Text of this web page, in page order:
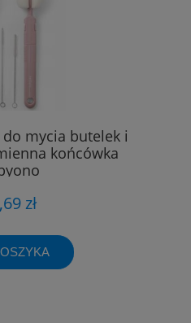
do mycia butelek i
końcówka
zł